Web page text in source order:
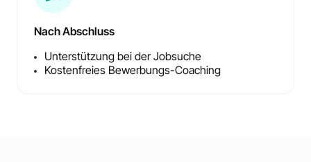
Nach Abschluss
Unterstützung bei der Jobsuche
Kostenfreies Bewerbungs-Coaching